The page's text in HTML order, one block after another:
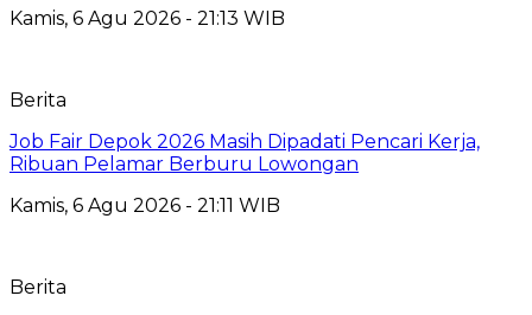
Kamis, 6 Agu 2026 - 21:13 WIB
Berita
Job Fair Depok 2026 Masih Dipadati Pencari Kerja,
Ribuan Pelamar Berburu Lowongan
Kamis, 6 Agu 2026 - 21:11 WIB
Berita